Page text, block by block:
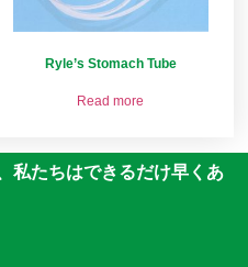
Ryle’s Stomach Tube
Read more
私たちはできるだけ早くあ